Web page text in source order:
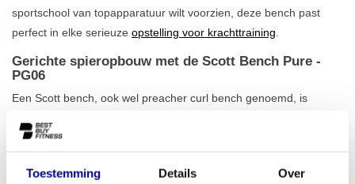
Toestemming Details Over
sportschool van topapparatuur wilt voorzien, deze bench past
perfect in elke serieuze opstelling voor krachttraining
Gerichte spieropbouw met de Scott Bench Pure -
PG06
Een Scott bench, ook wel preacher curl bench genoemd, is
schuine hoek van het kussen ondersteunt je armen volledig,
voor een gecontroleerde en effectieve beweging bij elke